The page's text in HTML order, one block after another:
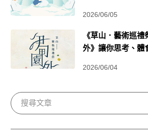
搜
2026/06/05
《草山．藝術巡
外》讓你思考、體
2026/06/04